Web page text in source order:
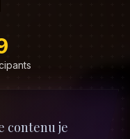
contenu je